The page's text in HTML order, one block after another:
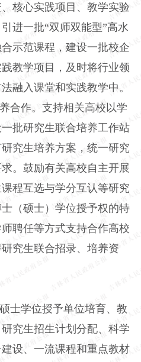
核心实践项目、教学实验
进一批“双师双能型”高水
示范课程，建设一批校企
教学项目，及时将行业领
融入课堂和实践教学中。
作。支持相关高校以学
批研究生联合培养工作站
究生培养方案，统一研究
。鼓励有关高校自主开展
程互选与学分互认等研究
（硕士）学位授予权的特
聘任等方式支持合作高校
究生联合招录、培养资
学位授予单位培育、教
究生招生计划分配、科学
设、一流课程和重点教材